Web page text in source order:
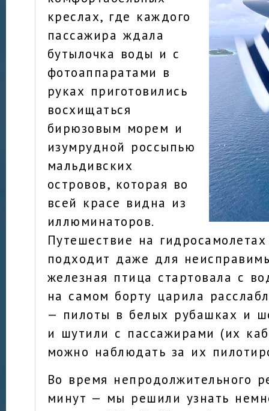
креслах, где каждого
пассажира ждала
бутылочка воды и с
фотоаппаратами в
руках приготовились
восхищаться
бирюзовым морем и
изумрудной россыпью
мальдивских
островов, которая во
всей красе видна из
иллюминаторов.
Путешествие на
подходит даже для
железная птица стартовала с
на самом борту царила
— пилоты в белых рубашках и
и шутили с пассажирами (их
можно наблюдать за их
Во время непродолжительного
минут — мы решили узнать